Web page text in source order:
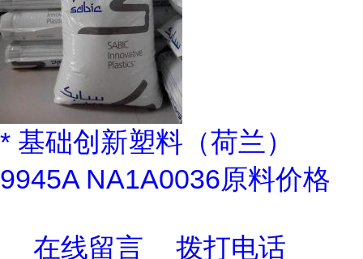
* 基础创新塑料（荷兰）
9945A NA1A0036原料价格
在线留言 拨打电话